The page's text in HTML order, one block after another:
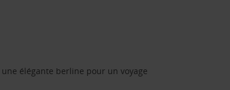
élégante berline pour un voyage